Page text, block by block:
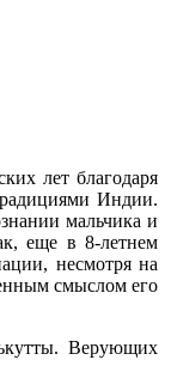
лет благодаря
Индии.
мальчика и
еще в 8-летнем
несмотря на
смыслом его
Верующих